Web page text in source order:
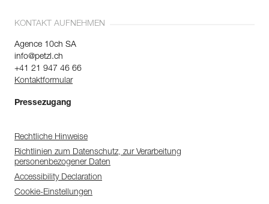
KONTAKT AUFNEHMEN
Agence 10ch SA
info@petzl.ch
+41 21 947 46 66
Kontaktformular
Pressezugang
Rechtliche Hinweise
Richtlinien zum Datenschutz, zur Verarbeitung
personenbezogener Daten
Accessibility Declaration
Cookie-Einstellungen